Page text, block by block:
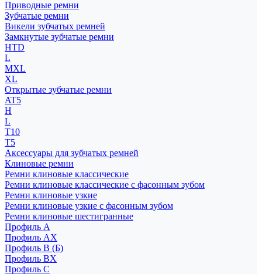
Приводные ремни
Зубчатые ремни
Викели зубчатых ремней
Замкнутые зубчатые ремни
HTD
L
MXL
XL
Открытые зубчатые ремни
AT5
H
L
T10
T5
Аксессуары для зубчатых ремней
Клиновые ремни
Ремни клиновые классические
Ремни клиновые классические с фасонным зубом
Ремни клиновые узкие
Ремни клиновые узкие с фасонным зубом
Ремни клиновые шестигранные
Профиль A
Профиль AX
Профиль B (Б)
Профиль BX
Профиль C